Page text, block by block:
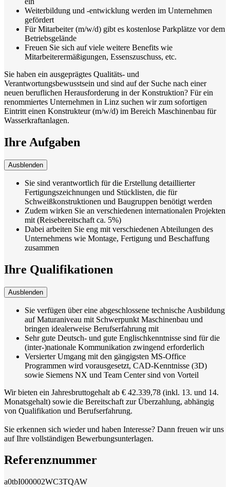
Weiterbildung und -entwicklung werden im Unternehmen
gefördert
Für Mitarbeiter (m/w/d) gibt es kostenlose Parkplätze vor dem
Betriebsgelände
Freuen Sie sich auf viele weitere Benefits wie
Mitarbeiterermäßigungen, Essenszuschuss, etc.
Sie haben ein ausgeprägtes Qualitäts- und
Verantwortungsbewusstsein und sind auf der Suche nach einer
neuen beruflichen Herausforderung in der Konstruktion? Für ein
renommiertes Unternehmen in Linz suchen wir zum sofortigen
Eintritt einen Konstrukteur (m/w/d) im Bereich Maschinenbau für
Wasserkraftanlagen.
Ihre Aufgaben
Ausblenden
Sie sind verantwortlich für die Erstellung detaillierter
Fertigungszeichnungen und Stücklisten, die für
Schweißkonstruktionen und Baugruppen benötigt werden
Zudem wirken Sie an verschiedenen internationalen Projekten
mit (Reisebereitschaft ca. 5%)
Dabei arbeiten Sie eng mit verschiedenen Abteilungen des
Unternehmens wie Montage, Fertigung und Beschaffung
zusammen
Ihre Qualifikationen
Ausblenden
Sie verfügen über eine abgeschlossene technische Ausbildung
auf Maturaniveau mit Schwerpunkt Maschinenbau und
bringen idealerweise Berufserfahrung mit
Sehr gute Deutsch- und gute Englischkenntnisse sind für die
(inter-)nationale Kommunikation zwingend erforderlich
Versierter Umgang mit den gängigsten MS-Office
Programmen wird vorausgesetzt, CAD-Kenntnisse (3D)
sowie Siemens NX und Team Center sind von Vorteil
Wir bieten ein Jahresbruttogehalt ab € 42.339,78 (inkl. 13. und 14.
Monatsgehalt) sowie die Bereitschaft zur Überzahlung, abhängig
von Qualifikation und Berufserfahrung.
Sie erkennen sich wieder und haben Interesse? Dann freuen wir uns
auf Ihre vollständigen Bewerbungsunterlagen.
Referenznummer
a0tbI000002WC3TQAW